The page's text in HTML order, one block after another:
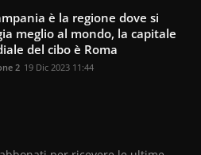
è la regione dove si
meglio al mondo, la capitale
del cibo è Roma
2 19 Dic 2023 11:44